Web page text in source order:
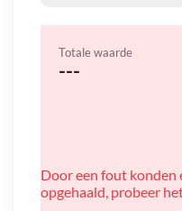
Totale waarde
---
Door een fout konden
opgehaald, probeer